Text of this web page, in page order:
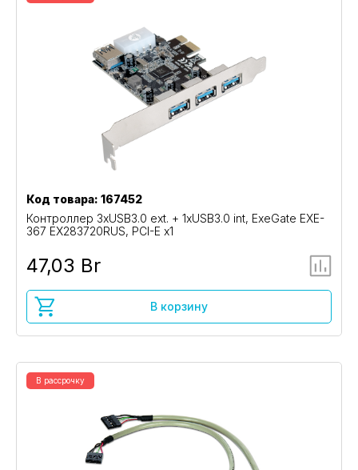
Код товара: 167452
Контроллер 3xUSB3.0 ext. + 1xUSB3.0 int, ExeGate EXE-
367 EX283720RUS, PCI-E x1
47,03 Br
В корзину
В рассрочку